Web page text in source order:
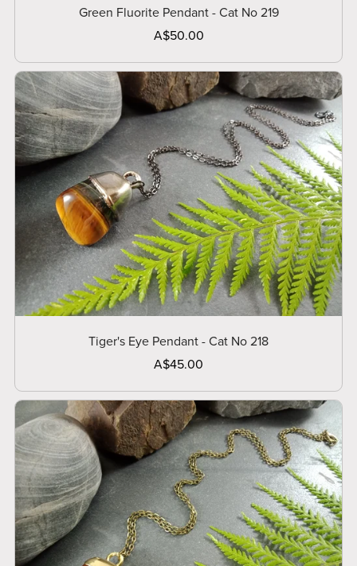
Green Fluorite Pendant - Cat No 219
A$50.00
Tiger's Eye Pendant - Cat No 218
A$45.00